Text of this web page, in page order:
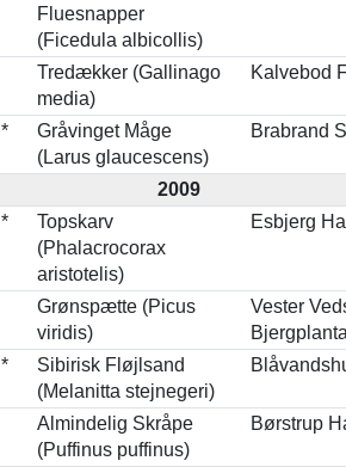
Fluesnapper
(Ficedula albicollis)
Tredækker (Gallinago
media)
Kalvebod
*
Gråvinget Måge
(Larus glaucescens)
Brabrand
2009
*
Topskarv
(Phalacrocorax
aristotelis)
Esbjerg
Grønspætte (Picus
viridis)
Vester
*
Sibirisk Fløjlsand
(Melanitta stejnegeri)
Almindelig Skråpe
(Puffinus puffinus)
Børstrup